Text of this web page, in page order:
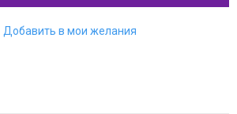
Добавить в мои желания